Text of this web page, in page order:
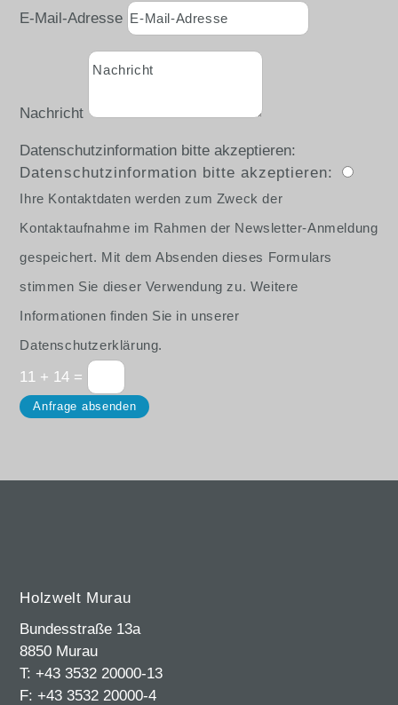
E-Mail-Adresse
Nachricht
Datenschutzinformation bitte akzeptieren:
Datenschutzinformation bitte akzeptieren:
Ihre Kontaktdaten werden zum Zweck der
Kontaktaufnahme im Rahmen der Newsletter-Anmeldung
gespeichert. Mit dem Absenden dieses Formulars
stimmen Sie dieser Verwendung zu. Weitere
Informationen finden Sie in unserer
Datenschutzerklärung.
11 + 14 =
Anfrage absenden
Holzwelt Murau
Bundesstraße 13a
8850 Murau
T: +43 3532 20000-13
F: +43 3532 20000-4